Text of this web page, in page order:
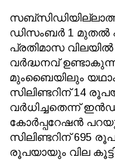
ഡിസംബർ 1 മുതൽ
പ്രതിമാസ
വർദ്ധനവ്
മുംബൈയിലും
സിലിണ്ടറിന് 14
വർധിച്ചതെന്ന്
കോർപ്പറേഷൻ
സിലിണ്ടറിന് 695
രൂപയായും വില